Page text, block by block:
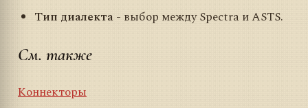
Тип диалекта- выбор между Spectra и ASTS.
См. также
Коннекторы